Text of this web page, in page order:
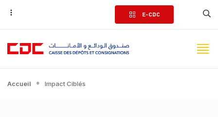
Aller
contenu
principal
E-CDC
Accueil Impact Ciblés